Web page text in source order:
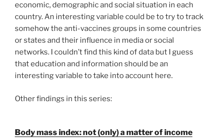
economic, demographic and social situation in each
country. An interesting variable could be to try to track
somehow the anti-vaccines groups in some countries
or states and their influence in media or social
networks. I couldn’t find this kind of data but I guess
that education and information should be an
interesting variable to take into account here.
Other findings in this series:
Body mass index: not (only) a matter of income